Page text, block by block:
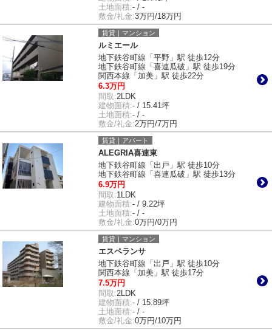
土地面積:- / -
敷金/礼金:3万円/18万円
賃貸｜マンション
ルミエール
地下鉄谷町線「平野」駅 徒歩12分
地下鉄谷町線「喜連瓜破」駅 徒歩19分
関西本線「加美」駅 徒歩22分
6.3万円
間取:2LDK
建物面積:- / 15.41坪
土地面積:- / -
敷金/礼金:2万円/7万円
賃貸｜アパート
ALEGRIA喜連東
地下鉄谷町線「出戸」駅 徒歩10分
地下鉄谷町線「喜連瓜破」駅 徒歩13分
6.9万円
間取:1LDK
建物面積:- / 9.22坪
土地面積:- / -
敷金/礼金:0万円/0万円
賃貸｜マンション
エスペランサ
地下鉄谷町線「出戸」駅 徒歩10分
関西本線「加美」駅 徒歩17分
7.5万円
間取:2LDK
建物面積:- / 15.89坪
土地面積:- / -
敷金/礼金:0万円/10万円